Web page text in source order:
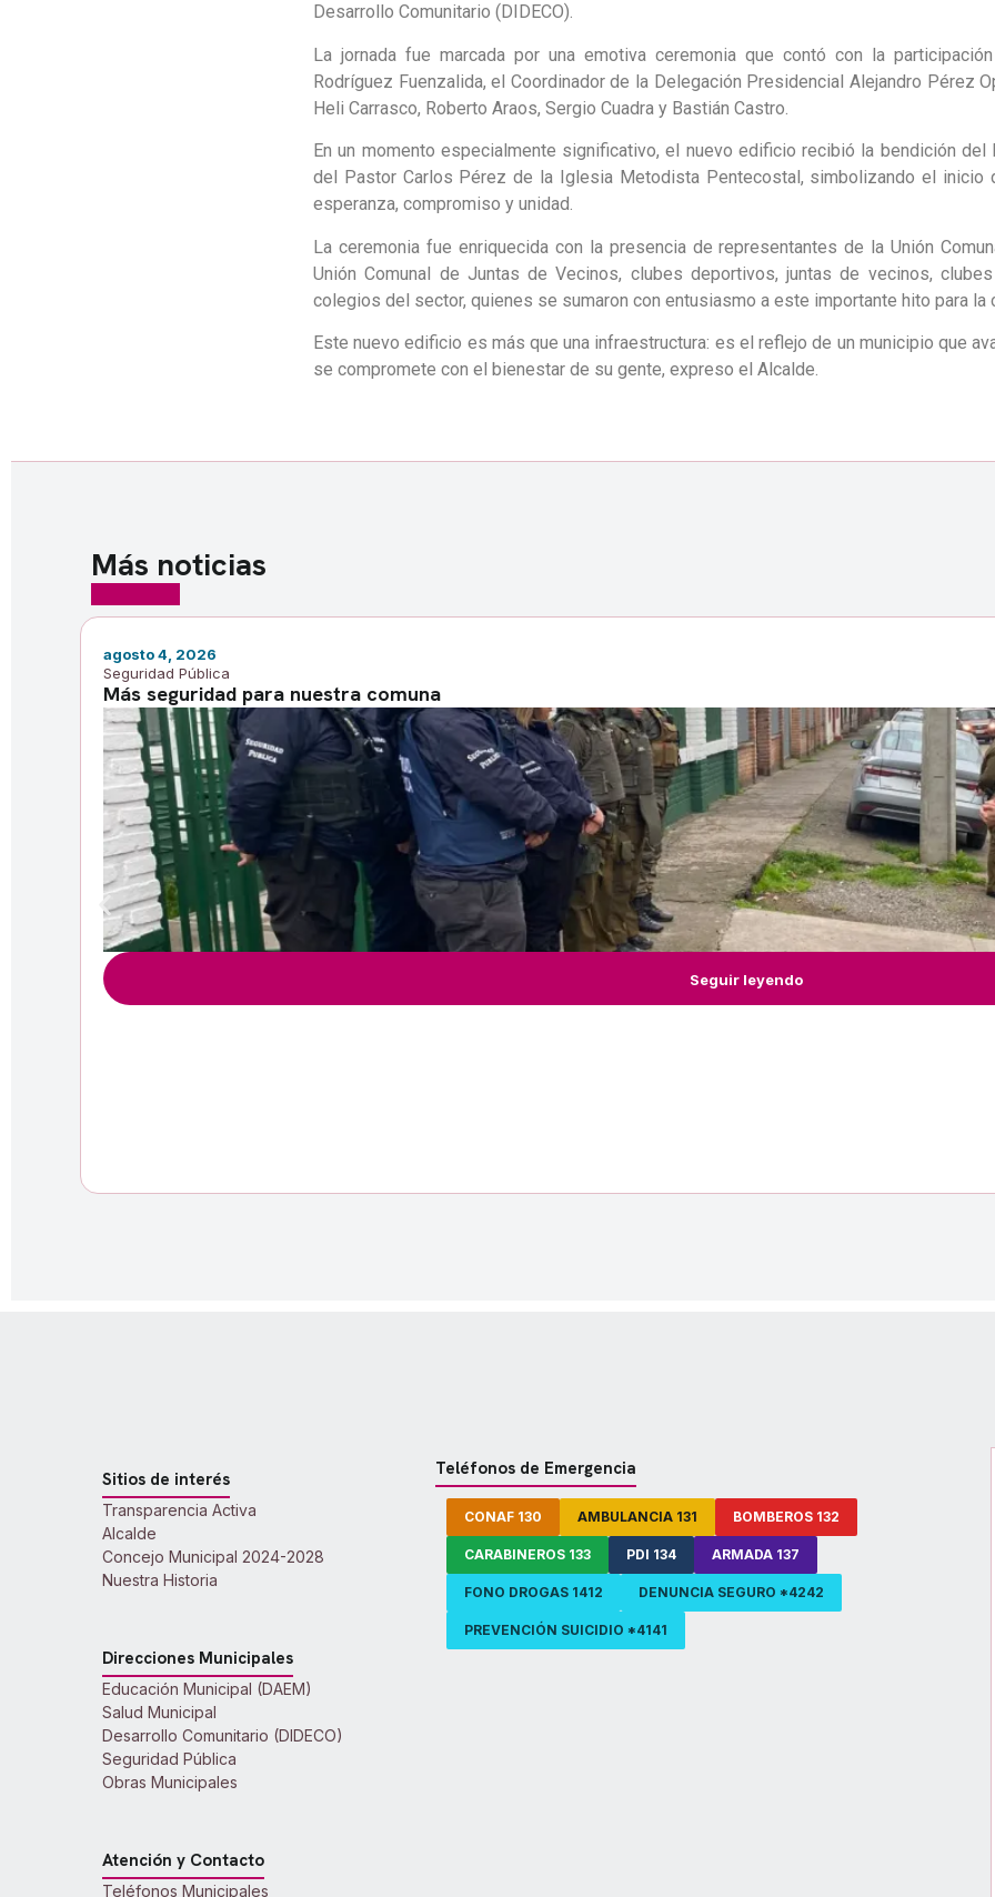
Desarrollo Comunitario (DIDECO).
La jornada fue marcada por una emotiva ceremonia que contó con la
Rodríguez Fuenzalida, el Coordinador de la Delegación Presidencial Alejandro Pérez
Heli Carrasco, Roberto Araos, Sergio Cuadra y Bastián Castro.
En un momento especialmente significativo, el nuevo edificio recibió la bendición del
del Pastor Carlos Pérez de la Iglesia Metodista Pentecostal, simbolizando el inicio
esperanza, compromiso y unidad.
La ceremonia fue enriquecida con la presencia de representantes de la Unión
Unión Comunal de Juntas de Vecinos, clubes deportivos, juntas de vecinos,
colegios del sector, quienes se sumaron con entusiasmo a este importante hito para la
Este nuevo edificio es más que una infraestructura: es el reflejo de un municipio que
se compromete con el bienestar de su gente, expreso el Alcalde.
Más noticias
agosto 4, 2026
Seguridad Pública
Más seguridad para nuestra comuna
Seguir leyendo
Sitios de interés
Transparencia Activa
Alcalde
Concejo Municipal 2024-2028
Nuestra Historia
Direcciones Municipales
Educación Municipal (DAEM)
Salud Municipal
Desarrollo Comunitario (DIDECO)
Seguridad Pública
Obras Municipales
Atención y Contacto
Teléfonos Municipales
Teléfonos de Emergencia
CONAF 130 AMBULANCIA 131 BOMBEROS 132
CARABINEROS 133 PDI 134 ARMADA 137
FONO DROGAS 1412 DENUNCIA SEGURO *4242
PREVENCIÓN SUICIDIO *4141